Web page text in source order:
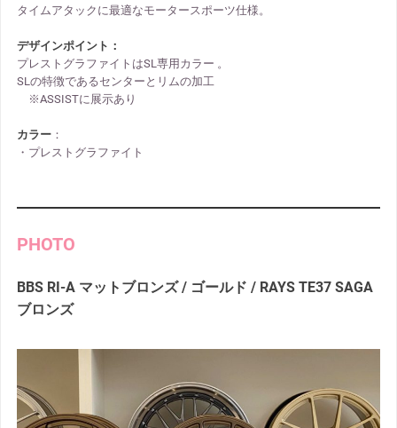
タイムアタックに最適なモータースポーツ仕様。
デザインポイント：
プレストグラファイトはSL専用カラー 。
SLの特徴であるセンターとリムの加工
※ASSISTに展示あり
カラー：
・プレストグラファイト
PHOTO
BBS RI-A マットブロンズ / ゴールド / RAYS TE37 SAGA
ブロンズ